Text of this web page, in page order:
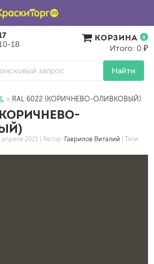
18
Найти
КОРЗИНА 0
Итого: 0 ₽
RAL 6022 (КОРИЧНЕВО-ОЛИВКОВЫЙ)
апреля 2021 | Автор: Гаврилов Виталий | Теги: